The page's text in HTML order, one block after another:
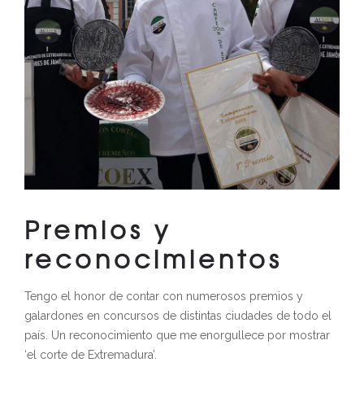
Premios y
reconocimientos
Tengo el honor de contar con numerosos premios y
galardones en concursos de distintas ciudades de todo el
país. Un reconocimiento que me enorgullece por mostrar
‘el corte de Extremadura’.